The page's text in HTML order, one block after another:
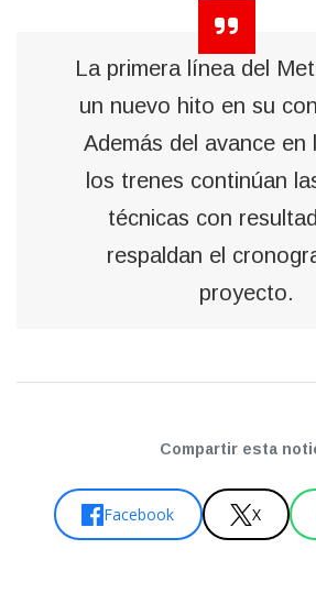
La primera línea del
un nuevo hito en su
Además del avance en
los trenes continúan
técnicas con
respaldan el
proyecto.
Compartir esta
Facebook X